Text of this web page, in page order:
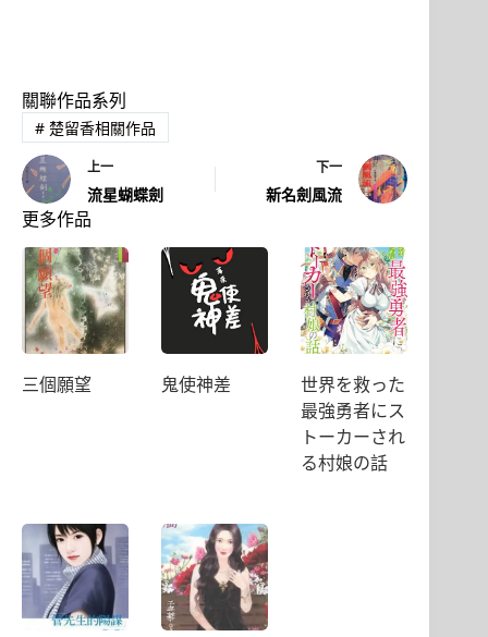
關聯作品系列
#楚留香相關作品
上一
流星蝴蝶劍
下一
新名劍風流
更多作品
三個願望 鬼使神差
世界を救った
最強勇者にス
トーカーされ
る村娘の話